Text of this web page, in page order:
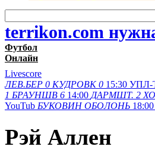
terrikon.com
Футбол
Онлайн
Livescore
ЛЕВ.БЕР 0 КУДРОВК 0 15:30 УПЛ-
1 БРАУНШВ 6 14:00 ДАРМШТ. 2
YouTub БУКОВИН ОБОЛОНЬ 18:00
Рэй Аллен